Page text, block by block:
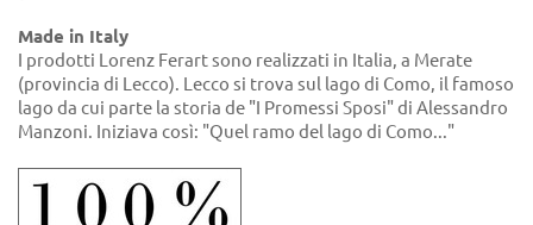
Made in Italy
I prodotti Lorenz Ferart sono realizzati in Italia, a Merate
(provincia di Lecco). Lecco si trova sul lago di Como, il famoso
lago da cui parte la storia de "I Promessi Sposi" di Alessandro
Manzoni. Iniziava così: "Quel ramo del lago di Como..."